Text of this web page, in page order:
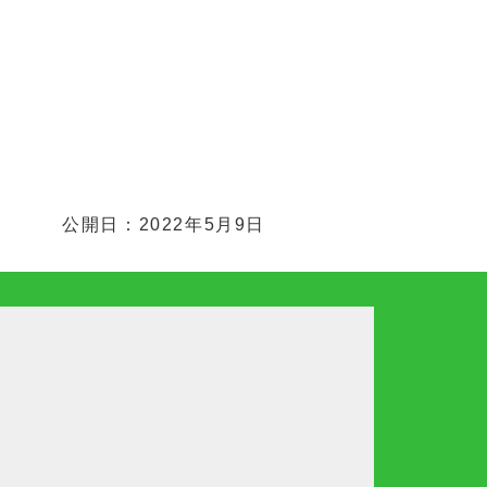
公開日：2022年5月9日